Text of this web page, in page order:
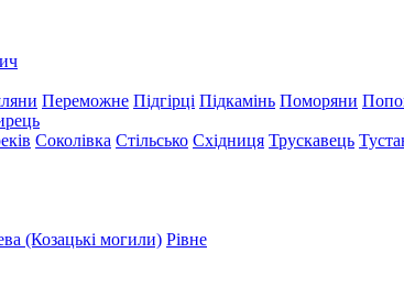
Переможне Підгірці Підкамінь Поморяни
Соколівка Стільсько Східниця Трускавець
(Козацькі могили) Рівне